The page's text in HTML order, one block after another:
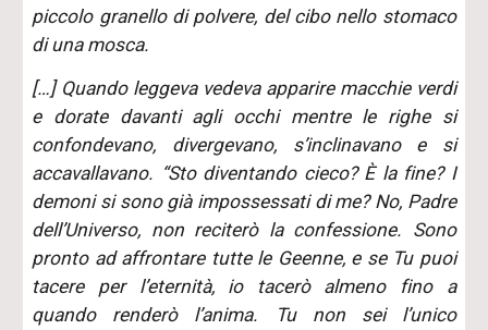
piccolo granello di polvere, del cibo nello stomaco
di una mosca.
[…] Quando leggeva vedeva apparire macchie verdi
e dorate davanti agli occhi mentre le righe si
confondevano, divergevano, s’inclinavano e si
accavallavano. “Sto diventando cieco? È la fine? I
demoni si sono già impossessati di me? No, Padre
dell’Universo, non reciterò la confessione. Sono
pronto ad affrontare tutte le Geenne, e se Tu puoi
tacere per l’eternità, io tacerò almeno fino a
quando renderò l’anima. Tu non sei l’unico